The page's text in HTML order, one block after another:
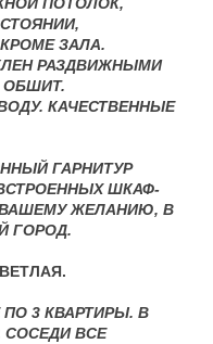
ЗАЛА.
РАЗДВИЖНЫМИ
ОБШИТ.
КАЧЕСТВЕННЫЕ
ГАРНИТУР
ШКАФ-
ЖЕЛАНИЮ, В
ГОРОД.
3 КВАРТИРЫ. В
СОСЕДИ ВСЕ